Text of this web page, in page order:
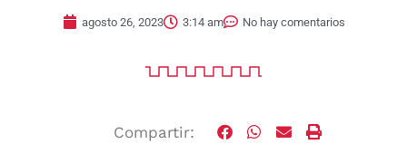
agosto 26, 2023 3:14 am No hay comentarios
Compartir: